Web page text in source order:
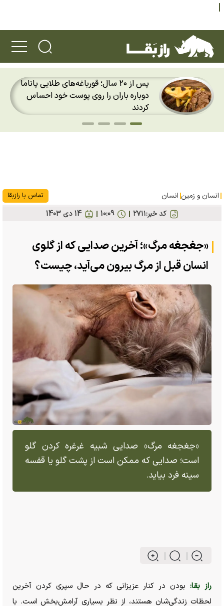
۱۰ عکس برتر حیات وحش سال ۲۰۲۶؛
تصویر تقابل یک افعی با مرغ مگس‌خوار
برترین عکس سال ۲۰۲۶ شد
انسان و زمین انسان تماس با رازبقا
کد خبر:۲۷۱۱ 14 دی 1403 10:09
«جغجغه مرگ»؛ آخرین صدایی‌ که از گلوی
انسان قبل از مرگ بیرون می‌آید، چیست؟
«جغجغه مرگ» صدایی شبیه غرغره کردن گلو
است؛ صدایی که ممکن است از پشت گلو یا قفسه
سینه فرد بیاید.
راز بقا:بودن در کنار عزیزانی که در حال سپری کردن آخرین
لحظات زندگی‌شان هستند، از نظر بسیاری آرامش‌بخش است. با